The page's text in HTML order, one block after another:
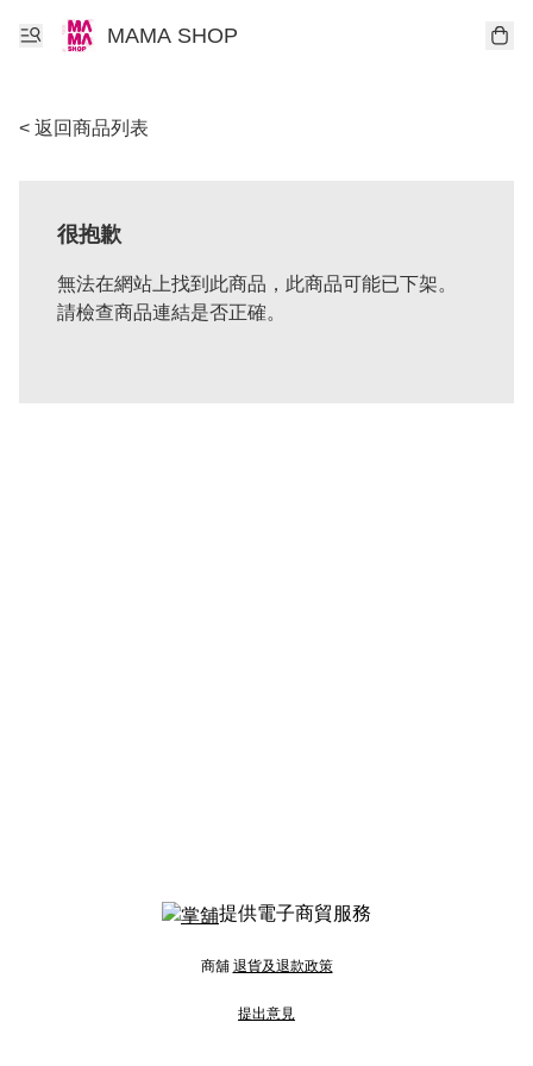
MAMA SHOP
< 返回商品列表
很抱歉
無法在網站上找到此商品，此商品可能已下架。
請檢查商品連結是否正確。
提供電子商貿服務
商舖 退貨及退款政策
提出意見